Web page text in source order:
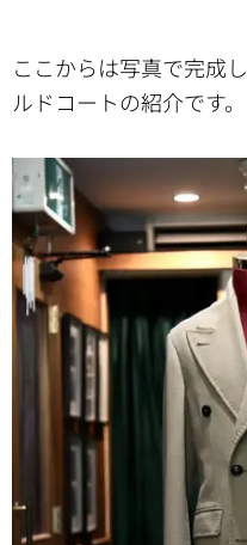
ここからは写真で完成
ルドコートの紹介です。